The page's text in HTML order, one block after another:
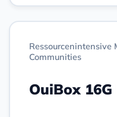
Ressourcenintensive
Communities
OuiBox 16G